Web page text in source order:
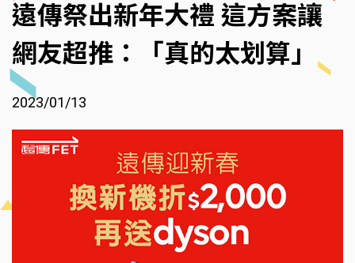
遠傳祭出新年大禮 這方案讓
網友超推：「真的太划算」
2023/01/13